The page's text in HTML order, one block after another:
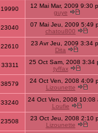
19990
12 Mai Mar, 2009 9:30
guye
23040
07 Mai Jeu, 2009 5:49
chatou800
22610
23 Avr Jeu, 2009 3:34
Dita
33311
25 Oct Sam, 2008 3:34
tyffax
38579
24 Oct Ven, 2008 4:09
Lizounette
33240
24 Oct Ven, 2008 10:08
Loufie
23508
23 Oct Jeu, 2008 2:10
Lizounette